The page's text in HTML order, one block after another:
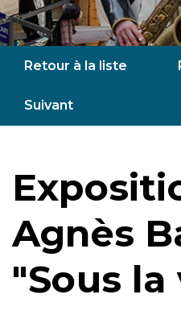
Retour à la liste
Suivant
Agnès
"Sous